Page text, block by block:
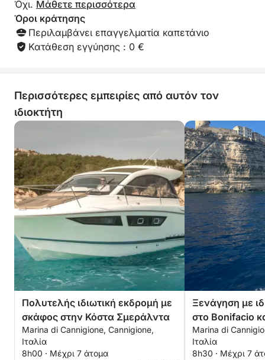
Όχι. Μάθετε περισσότερα
Όροι κράτησης
Περιλαμβάνει επαγγελματία καπετάνιο
Κατάθεση εγγύησης : 0 €
Περισσότερες εμπειρίες από αυτόν τον
ιδιοκτήτη
Πολυτελής ιδιωτική εκδρομή με
σκάφος στην Κόστα Σμεράλντα
Marina di Cannigione, Cannigione,
Ιταλία
8h00 · Μέχρι 7 άτομα
Ξενάγηση με
στο Bonifacio
Lavezzi και
Marina di
Ιταλία
8h30 · Μέχρι 7